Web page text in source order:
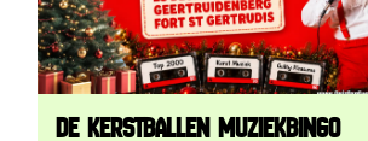
DE KERSTBALLEN MUZIEKBINGO